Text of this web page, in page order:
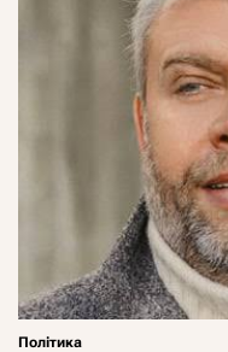
Політика